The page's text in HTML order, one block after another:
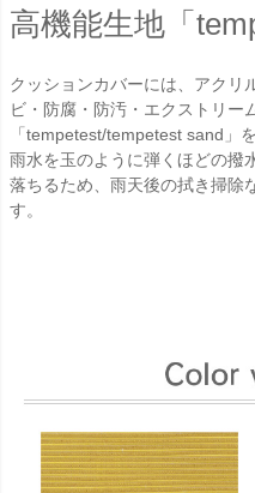
高機能生地「
クッションカバーには、アクリ
ビ・防腐・防汚・エクストリー
「tempetest/tempetest sand」を
雨水を玉のように弾くほどの撥
落ちるため、雨天後の拭き掃除
す。